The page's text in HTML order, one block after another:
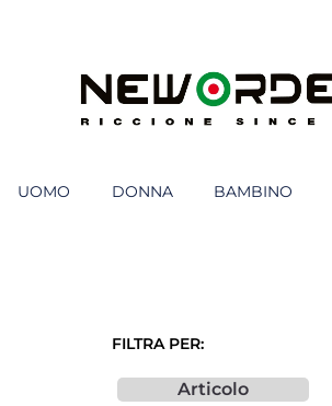
UOMO DONNA BAMBINO
FILTRA PER:
Articolo